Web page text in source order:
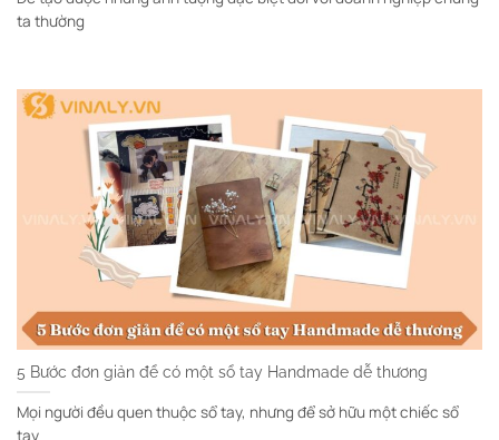
ta thường
5 Bước đơn giản để có một sổ tay Handmade dễ thương
Mọi người đều quen thuộc sổ tay, nhưng để sở hữu một chiếc sổ
tay